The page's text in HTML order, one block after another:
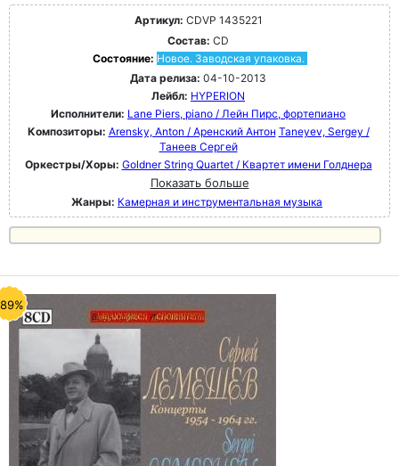
Артикул: CDVP 1435221
Состав: CD
Состояние: Новое. Заводская упаковка.
Дата релиза: 04-10-2013
Лейбл: HYPERION
Исполнители: Lane Piers, piano / Лейн Пирс, фортепиано
Композиторы: Arensky, Anton / Аренский Антон Taneyev, Sergey /
Танеев Сергей
Оркестры/Хоры: Goldner String Quartet / Квартет имени Голднера
Показать больше
Жанры: Камерная и инструментальная музыка